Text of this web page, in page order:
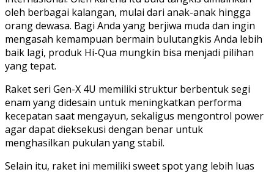
oleh berbagai kalangan, mulai dari anak-anak hingga
orang dewasa. Bagi Anda yang berjiwa muda dan ingin
mengasah kemampuan bermain bulutangkis Anda lebih
baik lagi, produk Hi-Qua mungkin bisa menjadi pilihan
yang tepat.
Raket seri Gen-X 4U memiliki struktur berbentuk segi
enam yang didesain untuk meningkatkan performa
kecepatan saat mengayun, sekaligus mengontrol power
agar dapat dieksekusi dengan benar untuk
menghasilkan pukulan yang stabil.
Selain itu, raket ini memiliki sweet spot yang lebih luas